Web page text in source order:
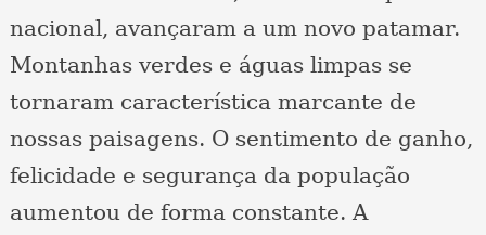
nacional, avançaram a um novo patamar.
Montanhas verdes e águas limpas se
tornaram característica marcante de
nossas paisagens. O sentimento de ganho,
felicidade e segurança da população
aumentou de forma constante. A